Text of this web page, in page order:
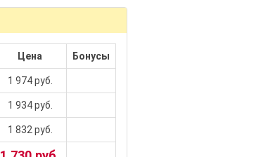
Цена Бонусы
1 974 руб.
1 934 руб.
1 832 руб.